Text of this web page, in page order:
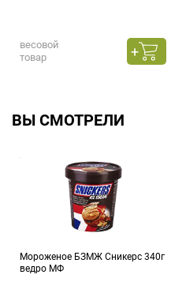
весовой
товар
ВЫ СМОТРЕЛИ
Мороженое БЗМЖ Сникерс 340г
ведро МФ